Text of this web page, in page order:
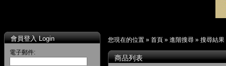
會員登入 Login
電子郵件:
您現在的位置 » 首頁 » 進階搜尋 » 搜尋結果
商品列表